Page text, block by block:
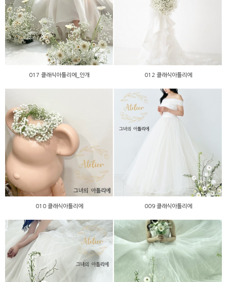
017 클래식아틀리에_안개
017 클래식아틀리에_안개
012 클래식아틀리에
012 클래식아틀리에
010 클래식아틀리에
010 클래식아틀리에
009 클래식아틀리에
009 클래식아틀리에
008 클래식아틀리에 007 클래식아틀리에